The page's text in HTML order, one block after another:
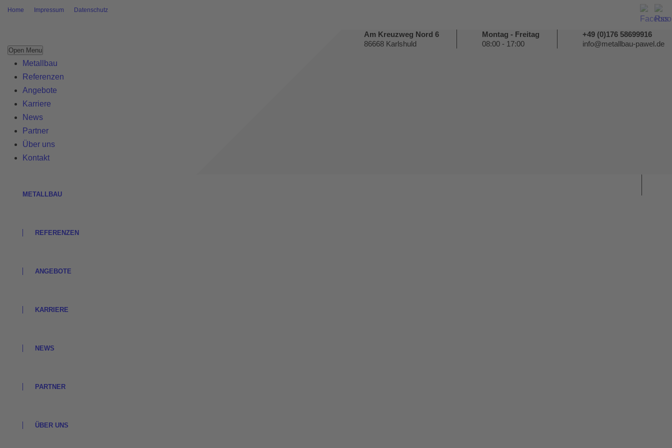
Home Impressum Datenschutz
Open Menu
Metallbau
Referenzen
Angebote
Karriere
News
Partner
Über uns
Kontakt
Am Kreuzweg Nord 6
86668 Karlshuld
Montag - Freitag
08:00 - 17:00
+49 (0)176 58699916
info@metallbau-pawel.de
METALLBAU
REFERENZEN
ANGEBOTE
KARRIERE
NEWS
PARTNER
ÜBER UNS